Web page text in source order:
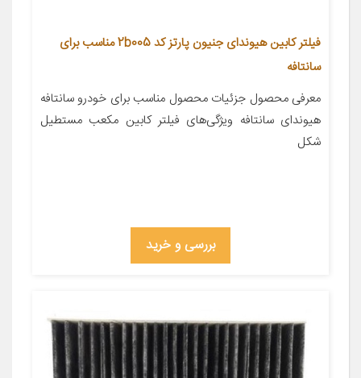
فیلتر کابین هیوندای جنیون پارتز کد 2b005 مناسب برای
سانتافه
معرفی محصول جزئیات محصول مناسب برای خودرو سانتافه
هیوندای سانتافه ویژگی‌های فیلتر کابین مکعب مستطیل
شکل
بررسی و خرید